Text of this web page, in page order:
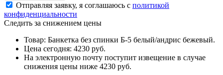
Отправляя заявку, я соглашаюсь с политикой
конфиденциальности
Следить за снижением цены
Товар: Банкетка без спинки Б-5 белый/андрис бежевый.
Цена сегодня: 4230 руб.
На электронную почту поступит извещение в случае
снижения цены ниже 4230 руб.